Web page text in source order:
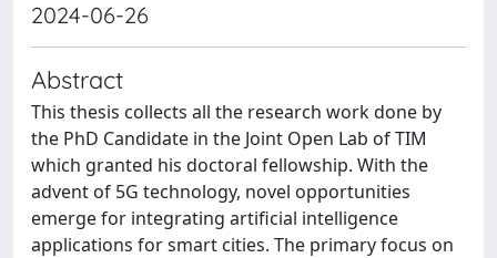
2024-06-26
Abstract
This thesis collects all the research work done by
the PhD Candidate in the Joint Open Lab of TIM
which granted his doctoral fellowship. With the
advent of 5G technology, novel opportunities
emerge for integrating artificial intelligence
applications for smart cities. The primary focus on